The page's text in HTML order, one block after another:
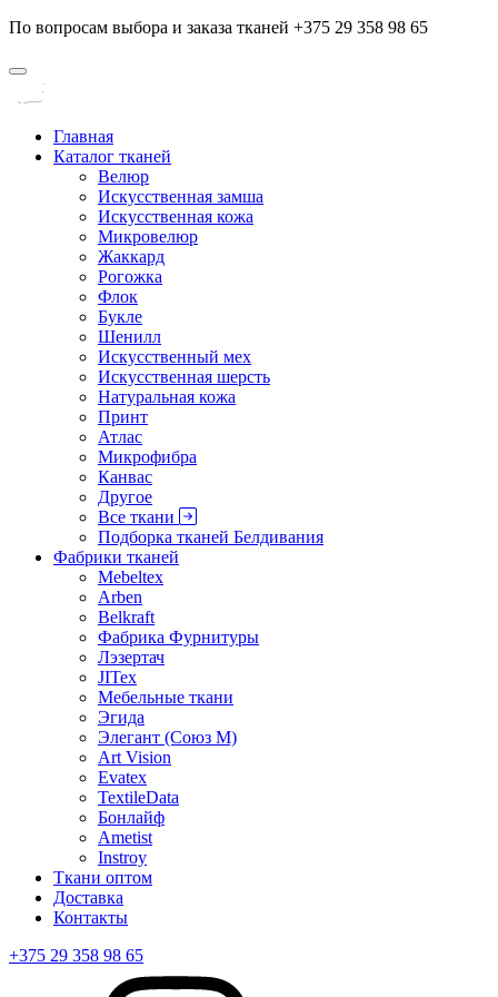
По вопросам выбора и заказа тканей +375 29 358 98 65
Главная
Каталог тканей
Велюр
Искусственная замша
Искусственная кожа
Микровелюр
Жаккард
Рогожка
Флок
Букле
Шенилл
Искусственный мех
Искусственная шерсть
Натуральная кожа
Принт
Атлас
Микрофибра
Канвас
Другое
Все ткани
Подборка тканей Белдивания
Фабрики тканей
Mebeltex
Arben
Belkraft
Фабрика Фурнитуры
Лэзертач
JITex
Мебельные ткани
Эгида
Элегант (Союз М)
Art Vision
Evatex
TextileData
Бонлайф
Ametist
Instroy
Ткани оптом
Доставка
Контакты
+375 29 358 98 65